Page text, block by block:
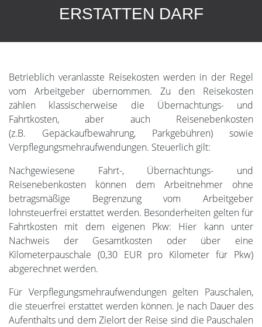
ERSTATTEN DARF
Betrieblich veranlasste Reisekosten werden in der Regel
vom Arbeitgeber übernommen. Zu den Reisekosten
zählen klassischerweise die Übernachtungs- und
Fahrtkosten, aber auch Reisenebenkosten
(z.B. Gepäckaufbewahrung, Parkgebühren) sowie
Verpflegungsmehraufwendungen. Steuerlich gilt:
Nachgewiesene Fahrt-, Übernachtungs- und
Reisenebenkosten können dem Arbeitnehmer ohne
betragsmäßige Begrenzung vom Arbeitgeber
lohnsteuerfrei erstattet werden. Besonderheiten gelten für
Fahrtkosten mit dem eigenen Pkw: Hier kann unter
Nachweis der Gesamtkosten oder über eine
Kilometerpauschale (0,30 EUR pro Kilometer für Pkw)
abgerechnet werden.
Für Verpflegungsmehraufwendungen gelten Pauschalen,
die steuerfrei erstattet werden können. Je nach Dauer des
Aufenthalts und dem Zielort der Reise sind die Pauschalen